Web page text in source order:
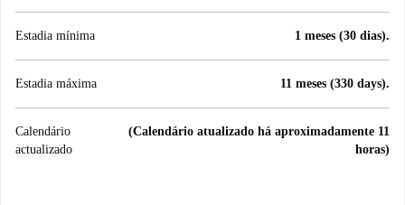
Estadia mínima 1 meses (30 dias).
Estadia máxima 11 meses (330 days).
Calendário
actualizado
(Calendário atualizado há aproximadamente 11
horas)